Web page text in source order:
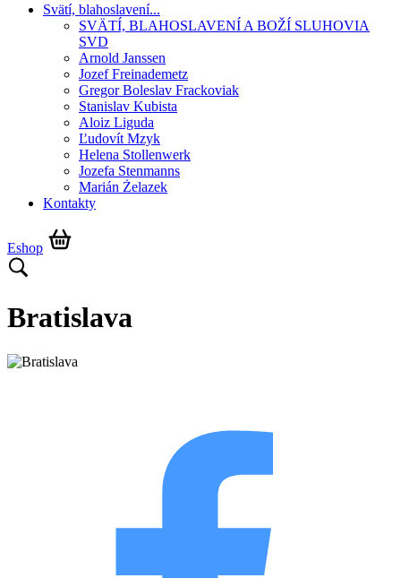
Svätí, blahoslavení...
SVÄTÍ, BLAHOSLAVENÍ A BOŽÍ SLUHOVIA
SVD
Arnold Janssen
Jozef Freinademetz
Gregor Boleslav Frackoviak
Stanislav Kubista
Aloiz Liguda
Ľudovít Mzyk
Helena Stollenwerk
Jozefa Stenmanns
Marián Żelazek
Kontakty
Eshop
Bratislava